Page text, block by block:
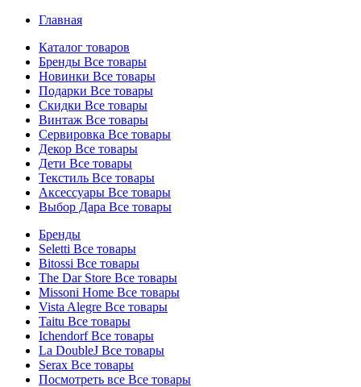
Главная
Каталог товаров
Бренды Все товары
Новинки Все товары
Подарки Все товары
Скидки Все товары
Винтаж Все товары
Сервировка Все товары
Декор Все товары
Дети Все товары
Текстиль Все товары
Аксессуары Все товары
Выбор Дара Все товары
Бренды
Seletti Все товары
Bitossi Все товары
The Dar Store Все товары
Missoni Home Все товары
Vista Alegre Все товары
Taitu Все товары
IchendorfВсе товары
La DoubleJ Все товары
Serax Все товары
Посмотреть все Все товары